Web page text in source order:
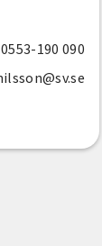
0553-190 090